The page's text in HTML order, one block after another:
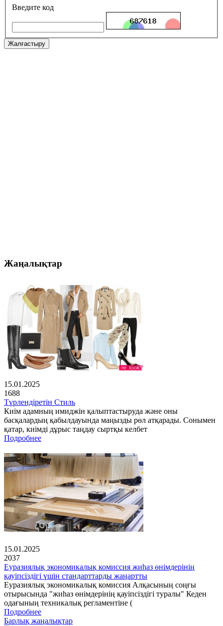
Введите код
Жалғастыру
Жаңалықтар
15.01.2025
1688
Түрлендіретін Стиль
Киім адамның имиджін қалыптастыруда және оны
басқалардың қабылдауында маңызды рөл атқарады. Сонымен
қатар, киімді дұрыс таңдау сыртқы келбет
Подробнее
15.01.2025
2037
Еуразиялық экономикалық комиссия жиһаз өнімдерінің
қауіпсіздігі үшін стандарттарды жаңартты
Еуразиялық экономикалық комиссия Алқасының соңғы
отырысында "жиһаз өнімдерінің қауіпсіздігі туралы" Кеден
одағының техникалық регламентіне (
Подробнее
Барлық жаңалықтар